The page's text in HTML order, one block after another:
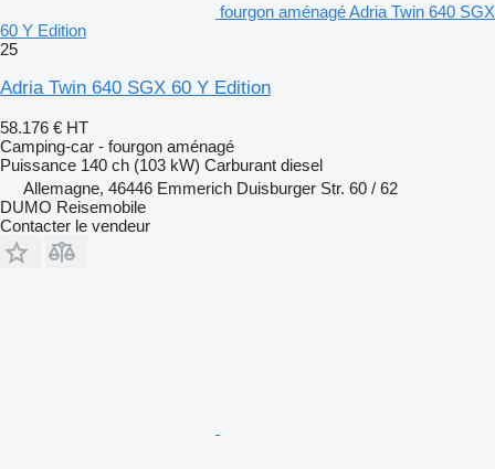
fourgon aménagé Adria Twin 640 SGX
60 Y Edition
25
Adria Twin 640 SGX 60 Y Edition
58.176 € HT
Camping-car - fourgon aménagé
Puissance 140 ch (103 kW) Carburant diesel
Allemagne, 46446 Emmerich Duisburger Str. 60 / 62
DUMO Reisemobile
Contacter le vendeur